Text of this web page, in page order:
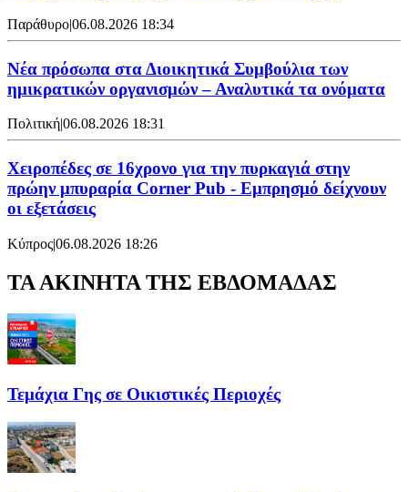
Παράθυρο|06.08.2026 18:34
Νέα πρόσωπα στα Διοικητικά Συμβούλια των
ημικρατικών οργανισμών – Αναλυτικά τα ονόματα
Πολιτική|06.08.2026 18:31
Χειροπέδες σε 16χρονο για την πυρκαγιά στην
πρώην μπυραρία Corner Pub - Εμπρησμό δείχνουν
οι εξετάσεις
Κύπρος|06.08.2026 18:26
ΤΑ ΑΚΙΝΗΤΑ ΤΗΣ ΕΒΔΟΜΑΔΑΣ
Τεμάχια Γης σε Οικιστικές Περιοχές